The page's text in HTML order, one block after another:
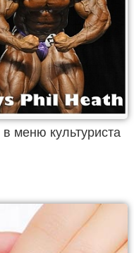
меню культуриста